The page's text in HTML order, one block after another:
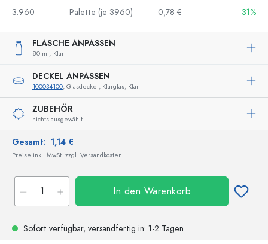
3.960
Palette (je 3960) 0,78 € 31%
FLASCHE ANPASSEN
80 ml, Klar
DECKEL ANPASSEN
100034100, Glasdeckel, Klarglas, Klar
ZUBEHÖR
nichts ausgewählt
Gesamt: 1,14 €
Preise inkl. MwSt. zzgl. Versandkosten
In den Warenkorb
Sofort verfügbar, versandfertig in: 1-2 Tagen